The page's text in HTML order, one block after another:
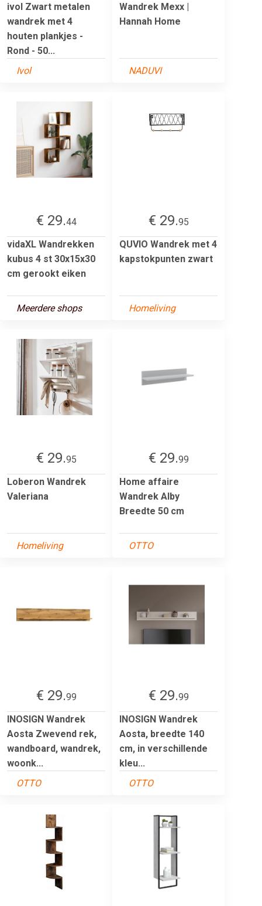
ivol Zwart metalen
wandrek met 4
houten plankjes -
Rond - 50...
Ivol
Wandrek Mexx |
Hannah Home
NADUVI
€ 29.44
vidaXL Wandrekken
kubus 4 st 30x15x30
cm gerookt eiken
Meerdere shops
€ 29.95
QUVIO Wandrek met 4
kapstokpunten zwart
Homeliving
€ 29.95
Loberon Wandrek
Valeriana
Homeliving
€ 29.99
Home affaire
Wandrek Alby
Breedte 50 cm
OTTO
€ 29.99
INOSIGN Wandrek
Aosta Zwevend rek,
wandboard, wandrek,
woonk...
OTTO
€ 29.99
INOSIGN Wandrek
Aosta, breedte 140
cm, in verschillende
kleu...
OTTO